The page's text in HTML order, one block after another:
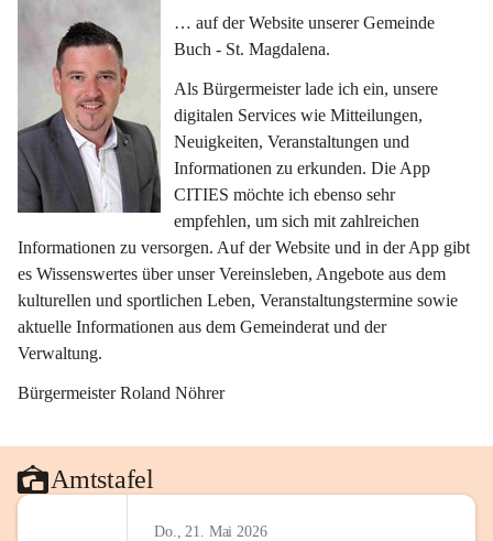
… auf der Website unserer Gemeinde
Buch - St. Magdalena.
Als Bürgermeister lade ich ein, unsere
digitalen Services wie Mitteilungen,
Neuigkeiten, Veranstaltungen und
Informationen zu erkunden. Die App
CITIES möchte ich ebenso sehr
empfehlen, um sich mit zahlreichen
Informationen zu versorgen. Auf der Website und in der App gibt
es Wissenswertes über unser Vereinsleben, Angebote aus dem
kulturellen und sportlichen Leben, Veranstaltungstermine sowie
aktuelle Informationen aus dem Gemeinderat und der
Verwaltung.
Bürgermeister Roland Nöhrer
Amtstafel
Do., 21. Mai 2026